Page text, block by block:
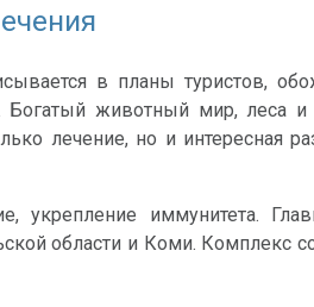
в планы туристов,
животный мир, леса
лечение, но и интересная
укрепление иммунитета.
области и Коми. Комплекс